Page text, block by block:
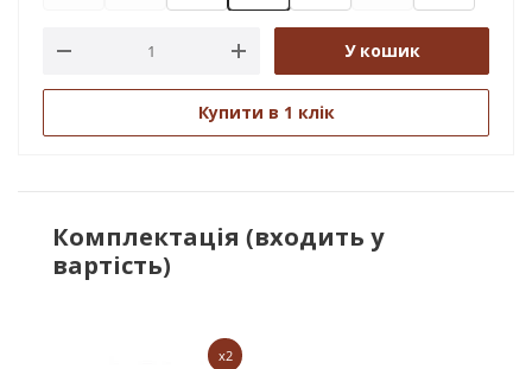
У кошик
Купити в 1 клік
Комплектація (входить у
вартість)
x2